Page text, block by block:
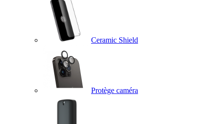
Ceramic Shield
Protège caméra